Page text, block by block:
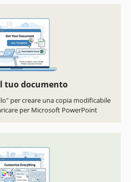
tuo documento
per creare una copia modificabile
per Microsoft PowerPoint